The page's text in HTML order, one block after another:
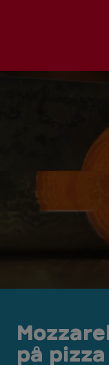
på pizza